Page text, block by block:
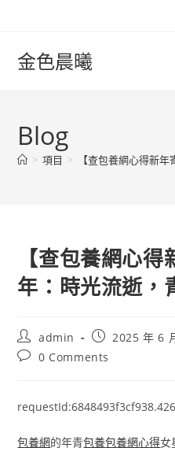
content金色晨曦
Blog
> 項目 > 【查包養網心得新
【查包養網心
年：時光流逝，
Post
author:
admin
Post
published:
2025 年 6
Post0 Comments
包養網的年青包養包養網心得女